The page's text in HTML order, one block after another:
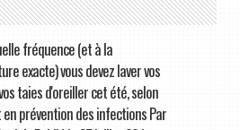
fréquence (et à la
exacte) vous devez laver vos
taies d'oreiller cet été, selon
prévention des infections Par